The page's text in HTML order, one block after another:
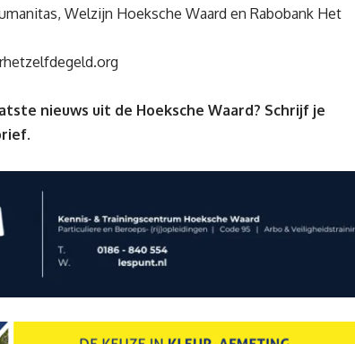
Welzijn Hoeksche Waard en Rabobank Het
nieuws uit de Hoeksche Waard? Schrijf je